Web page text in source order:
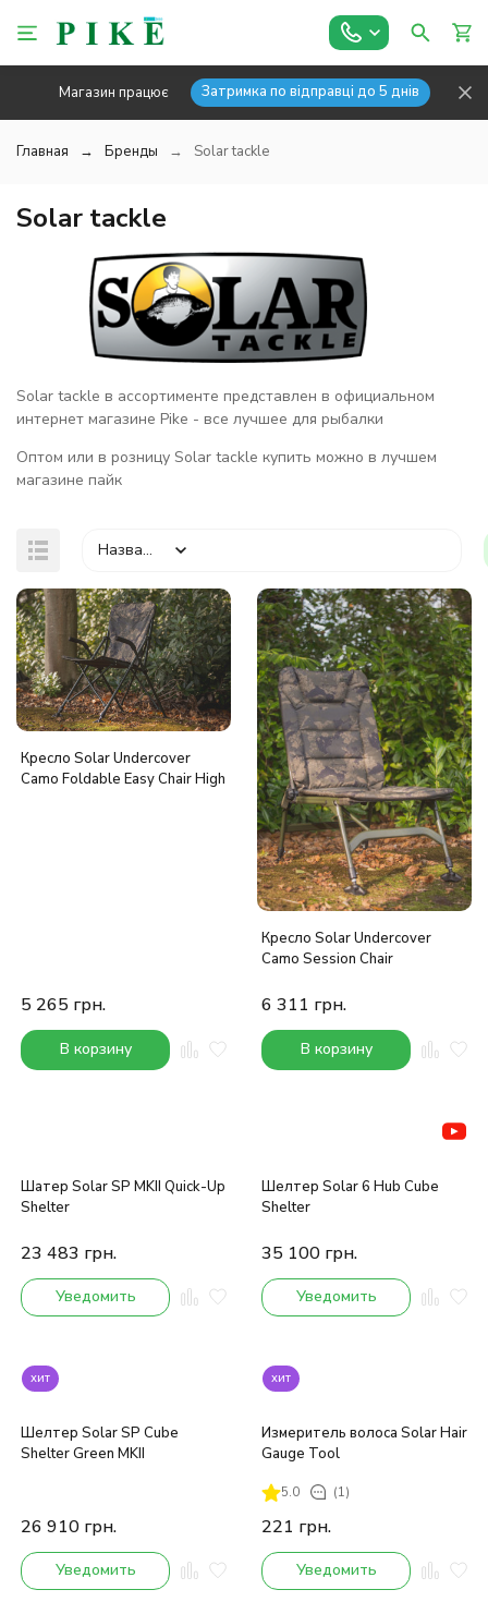
Магазин працює Затримка по відправці до 5 днів
Главная Бренды Solar tackle
Solar tackle
Solar tackle в ассортименте представлен в официальном
интернет магазине Pike - все лучшее для рыбалки
Оптом или в розницу Solar tackle купить можно в лучшем
магазине пайк
Название
покупателей
Кресло Solar Undercover
Camo Foldable Easy Chair High
5 265 грн.
В корзину
Кресло Solar Undercover
Camo Session Chair
6 311 грн.
В корзину
Шатер Solar SP MKII Quick-Up
Shelter
23 483 грн.
Уведомить
Шелтер Solar 6 Hub Cube
Shelter
35 100 грн.
Уведомить
хит
Шелтер Solar SP Cube
Shelter Green MKII
26 910 грн.
Уведомить
хит
Измеритель волоса Solar Hair
Gauge Tool
5.0 (1)
221 грн.
Уведомить